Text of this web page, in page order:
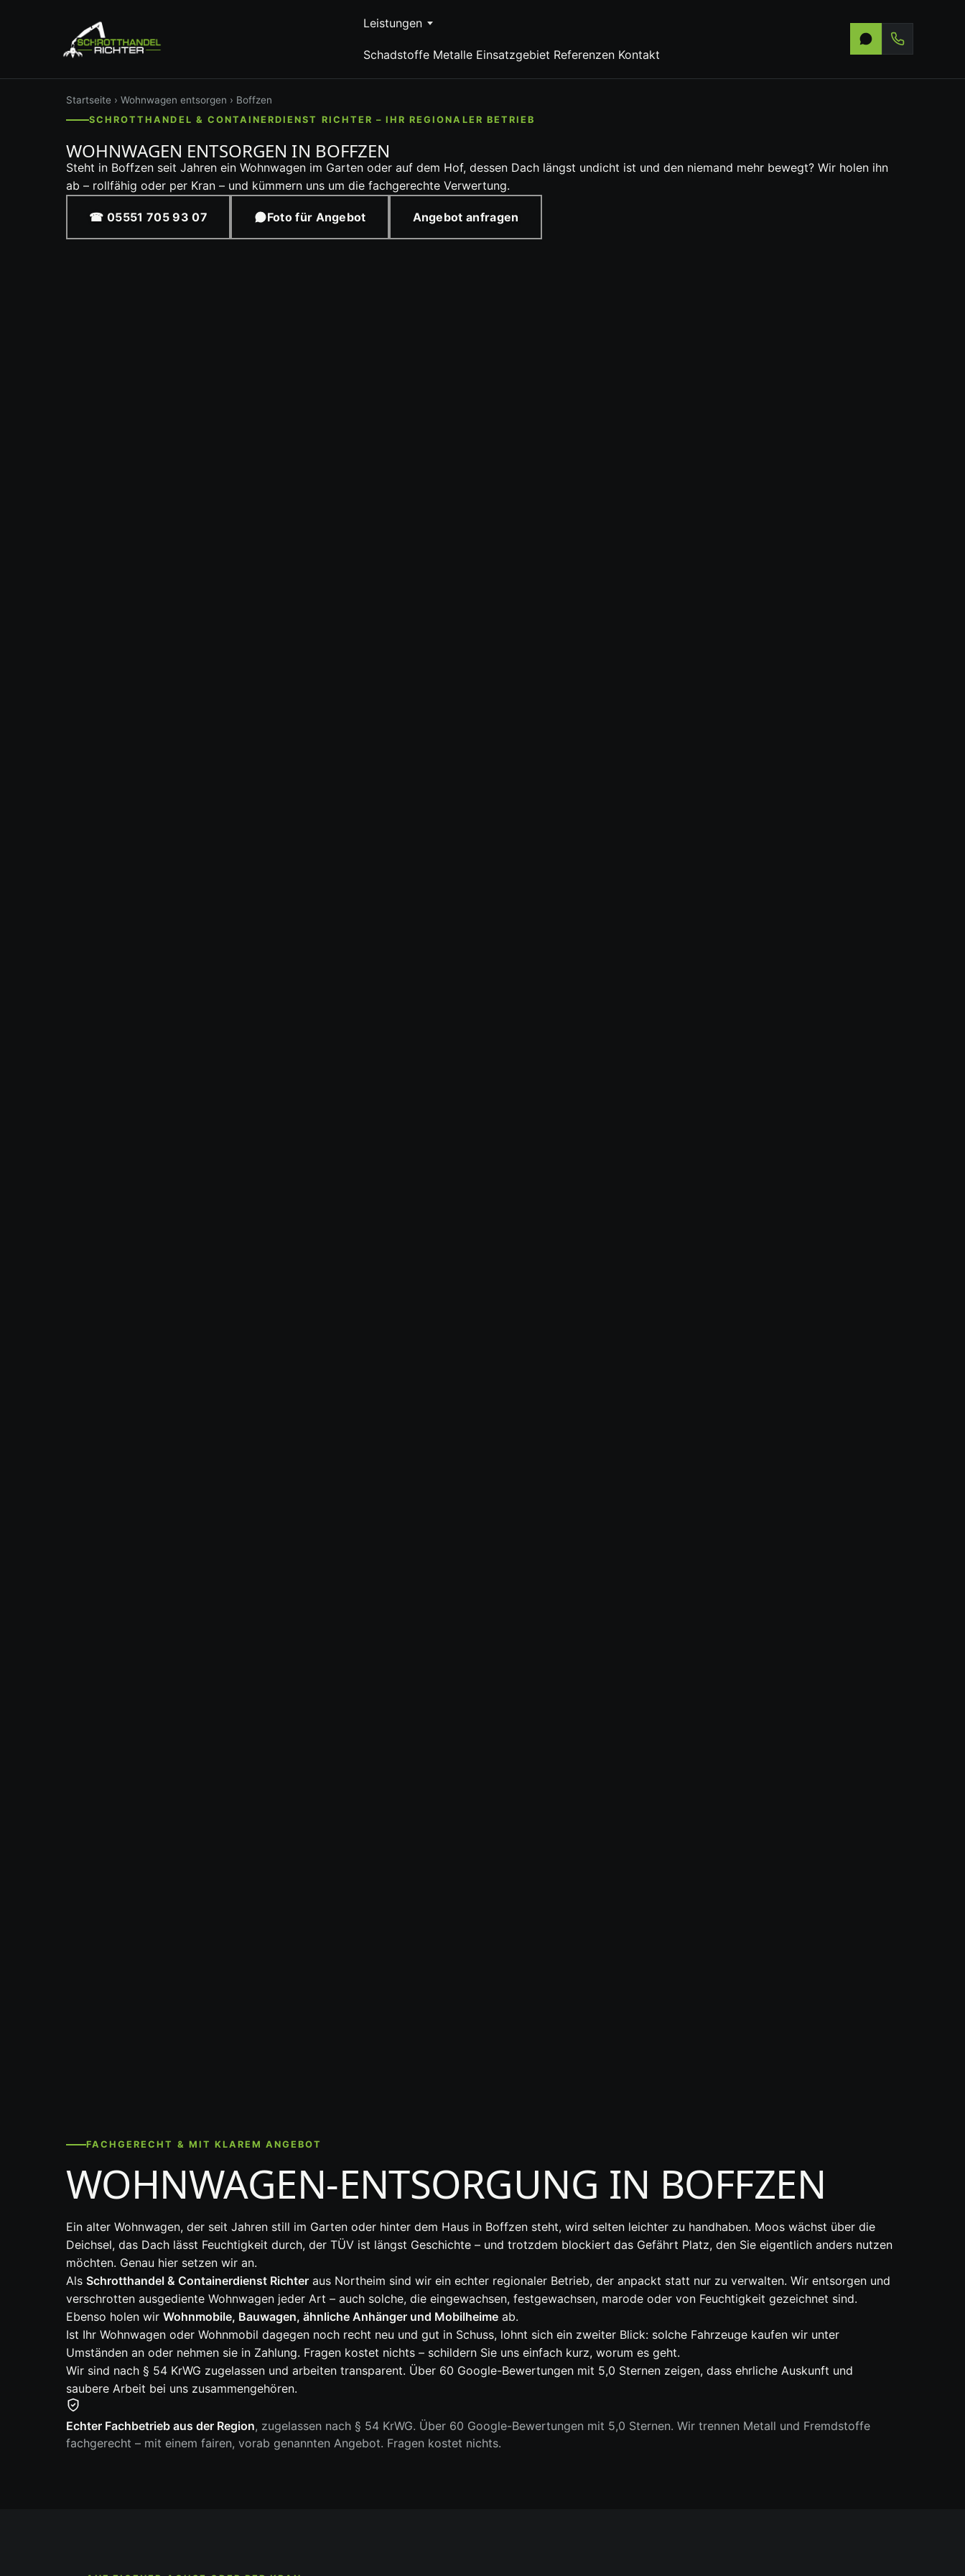
Leistungen
Schadstoffe Metalle Einsatzgebiet Referenzen Kontakt
Startseite › Wohnwagen entsorgen › Boffzen
SCHROTTHANDEL & CONTAINERDIENST RICHTER – IHR REGIONALER BETRIEB
WOHNWAGEN ENTSORGEN IN BOFFZEN
Steht in Boffzen seit Jahren ein Wohnwagen im Garten oder auf dem Hof, dessen Dach längst undicht ist und den niemand mehr bewegt? Wir holen ihn
ab – rollfähig oder per Kran – und kümmern uns um die fachgerechte Verwertung.
☎ 05551 705 93 07 Foto für Angebot Angebot anfragen
FACHGERECHT & MIT KLAREM ANGEBOT
WOHNWAGEN-ENTSORGUNG IN BOFFZEN
Ein alter Wohnwagen, der seit Jahren still im Garten oder hinter dem Haus in Boffzen steht, wird selten leichter zu handhaben. Moos wächst über die
Deichsel, das Dach lässt Feuchtigkeit durch, der TÜV ist längst Geschichte – und trotzdem blockiert das Gefährt Platz, den Sie eigentlich anders nutzen
möchten. Genau hier setzen wir an.
Als Schrotthandel & Containerdienst Richter aus Northeim sind wir ein echter regionaler Betrieb, der anpackt statt nur zu verwalten. Wir entsorgen und
verschrotten ausgediente Wohnwagen jeder Art – auch solche, die eingewachsen, festgewachsen, marode oder von Feuchtigkeit gezeichnet sind.
Ebenso holen wir Wohnmobile, Bauwagen, ähnliche Anhänger und Mobilheime ab.
Ist Ihr Wohnwagen oder Wohnmobil dagegen noch recht neu und gut in Schuss, lohnt sich ein zweiter Blick: solche Fahrzeuge kaufen wir unter
Umständen an oder nehmen sie in Zahlung. Fragen kostet nichts – schildern Sie uns einfach kurz, worum es geht.
Wir sind nach § 54 KrWG zugelassen und arbeiten transparent. Über 60 Google-Bewertungen mit 5,0 Sternen zeigen, dass ehrliche Auskunft und
saubere Arbeit bei uns zusammengehören.
Echter Fachbetrieb aus der Region, zugelassen nach § 54 KrWG. Über 60 Google-Bewertungen mit 5,0 Sternen. Wir trennen Metall und Fremdstoffe
fachgerecht – mit einem fairen, vorab genannten Angebot. Fragen kostet nichts.